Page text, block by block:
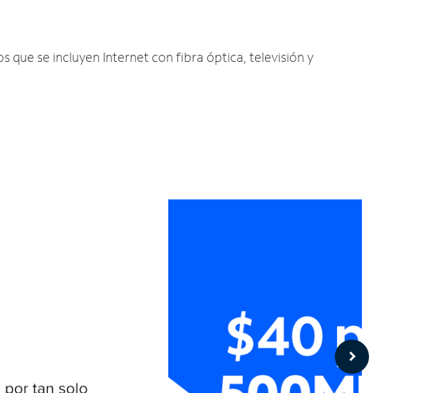
que se incluyen Internet con fibra óptica, televisión y